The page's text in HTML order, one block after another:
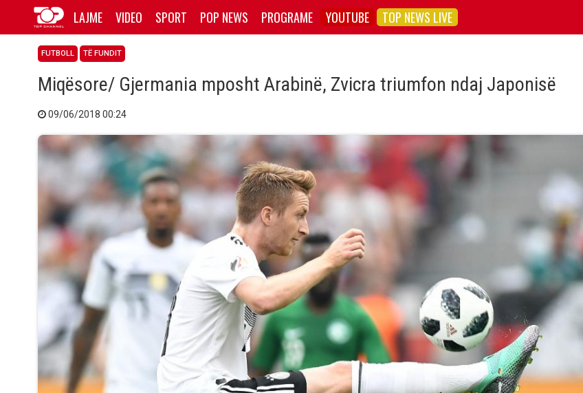
LAJME VIDEO SPORT POP NEWS PROGRAME YOUTUBE TOP NEWS LIVE
FUTBOLL TË FUNDIT
Miqësore/ Gjermania mposht Arabinë, Zvicra triumfon ndaj Japonisë
09/06/2018 00:24